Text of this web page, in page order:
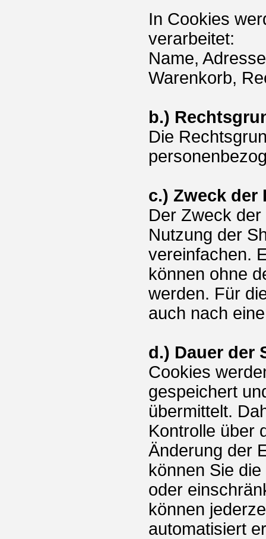
In Cookies
verarbeitet:
Name,
Warenkorb,
b.)
Die
c.) Zweck der
Der Zweck
Nutzung der
vereinfachen.
können ohne
werden. Für
auch nach
d.) Dauer der
Cookies
gespeichert
übermittelt.
Kontrolle über
Änderung der
können Sie
oder
können
automatisiert